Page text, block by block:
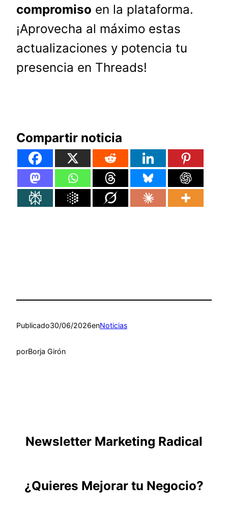
compromiso en la plataforma.
¡Aprovecha al máximo estas
actualizaciones y potencia tu
presencia en Threads!
Compartir noticia
Publicado30/06/2026enNoticias
porBorja Girón
Newsletter Marketing Radical
¿Quieres Mejorar tu Negocio?